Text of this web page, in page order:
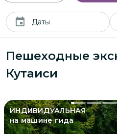
Даты
Пешеходные
Кутаиси
ИНДИВИДУАЛЬНАЯ
на машине гида